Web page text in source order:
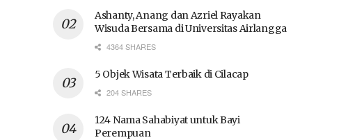
Ashanty, Anang dan Azriel Rayakan
Wisuda Bersama di Universitas Airlangga
4364 SHARES
5 Objek Wisata Terbaik di Cilacap
204 SHARES
124 Nama Sahabiyat untuk Bayi
Perempuan